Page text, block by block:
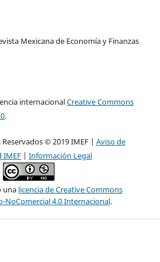
Mexicana de Economía y Finanzas
internacionalCreative Commons
.
© 2019 IMEF | Aviso de
IMEF | Información Legal
una licencia de Creative Commons
NoComercial 4.0 Internacional.